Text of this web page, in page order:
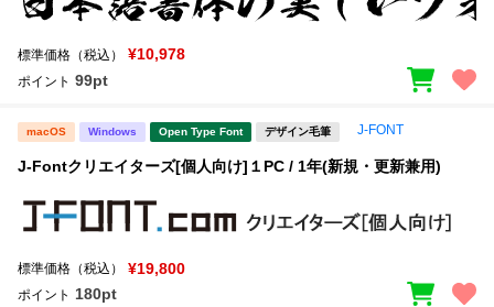
標準価格（税込） ¥10,978
ポイント 99pt
macOS Windows Open Type Font デザイン毛筆 J-FONT
J-Fontクリエイターズ[個人向け]１PC / 1年(新規・更新兼用)
標準価格（税込） ¥19,800
ポイント 180pt